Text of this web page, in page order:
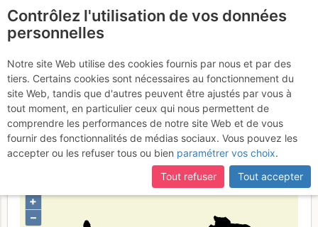
certaines pages ne sont plus accessibles, manquantes ou
incomplètes, déconnectez-vous puis reconnectez-vous à votre
compte sur le site.
Province du Medio
Campidano
Type de région limite administrative
+
–
Contrôlez l'utilisation de vos données
personnelles
Notre site Web utilise des cookies fournis par nous et par des
tiers. Certains cookies sont nécessaires au fonctionnement du
site Web, tandis que d'autres peuvent être ajustés par vous à
tout moment, en particulier ceux qui nous permettent de
comprendre les performances de notre site Web et de vous
fournir des fonctionnalités de médias sociaux. Vous pouvez les
accepter ou les refuser tous ou bien paramétrer vos choix.
Tout refuser
Tout accepter